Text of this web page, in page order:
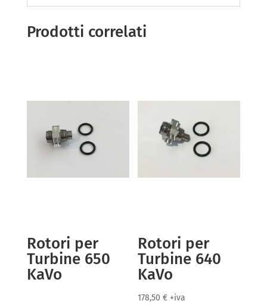
Prodotti correlati
Rotori per
Turbine 650
KaVo
Rotori per
Turbine 640
KaVo
178,50€ +iva